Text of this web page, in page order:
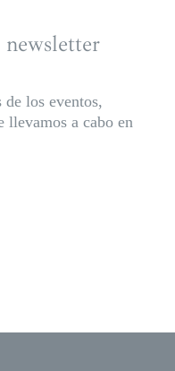
los eventos,
llevamos a cabo en